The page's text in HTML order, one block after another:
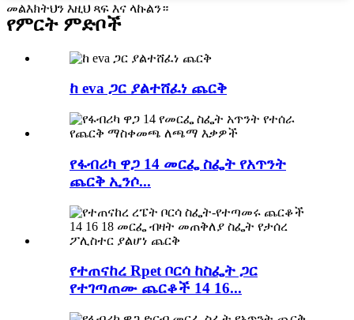
መልእክትህን እዚህ ጻፍ እና ላኩልን።
የምርት ምድቦች
ከ eva ጋር ያልተሸፈነ ጨርቅ
የፋብሪካ ዋጋ 14 መርፌ ስፌት የአጥንት
ጨርቅ ኢንሶ...
የተጠናከረ Rpet ቦርሳ ከስፌት ጋር
የተገጣጠሙ ጨርቆች 14 16...